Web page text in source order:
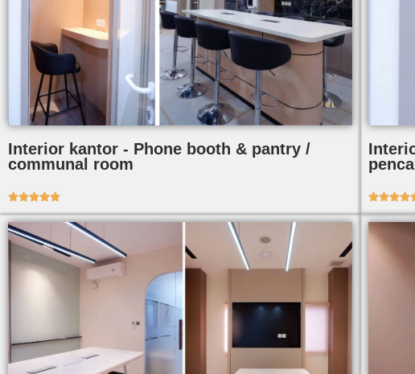
Interior kantor - Phone booth & pantry /
communal room
 